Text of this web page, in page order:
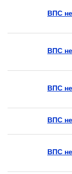
ВПС
ВПС
ВПС
ВПС
ВПС